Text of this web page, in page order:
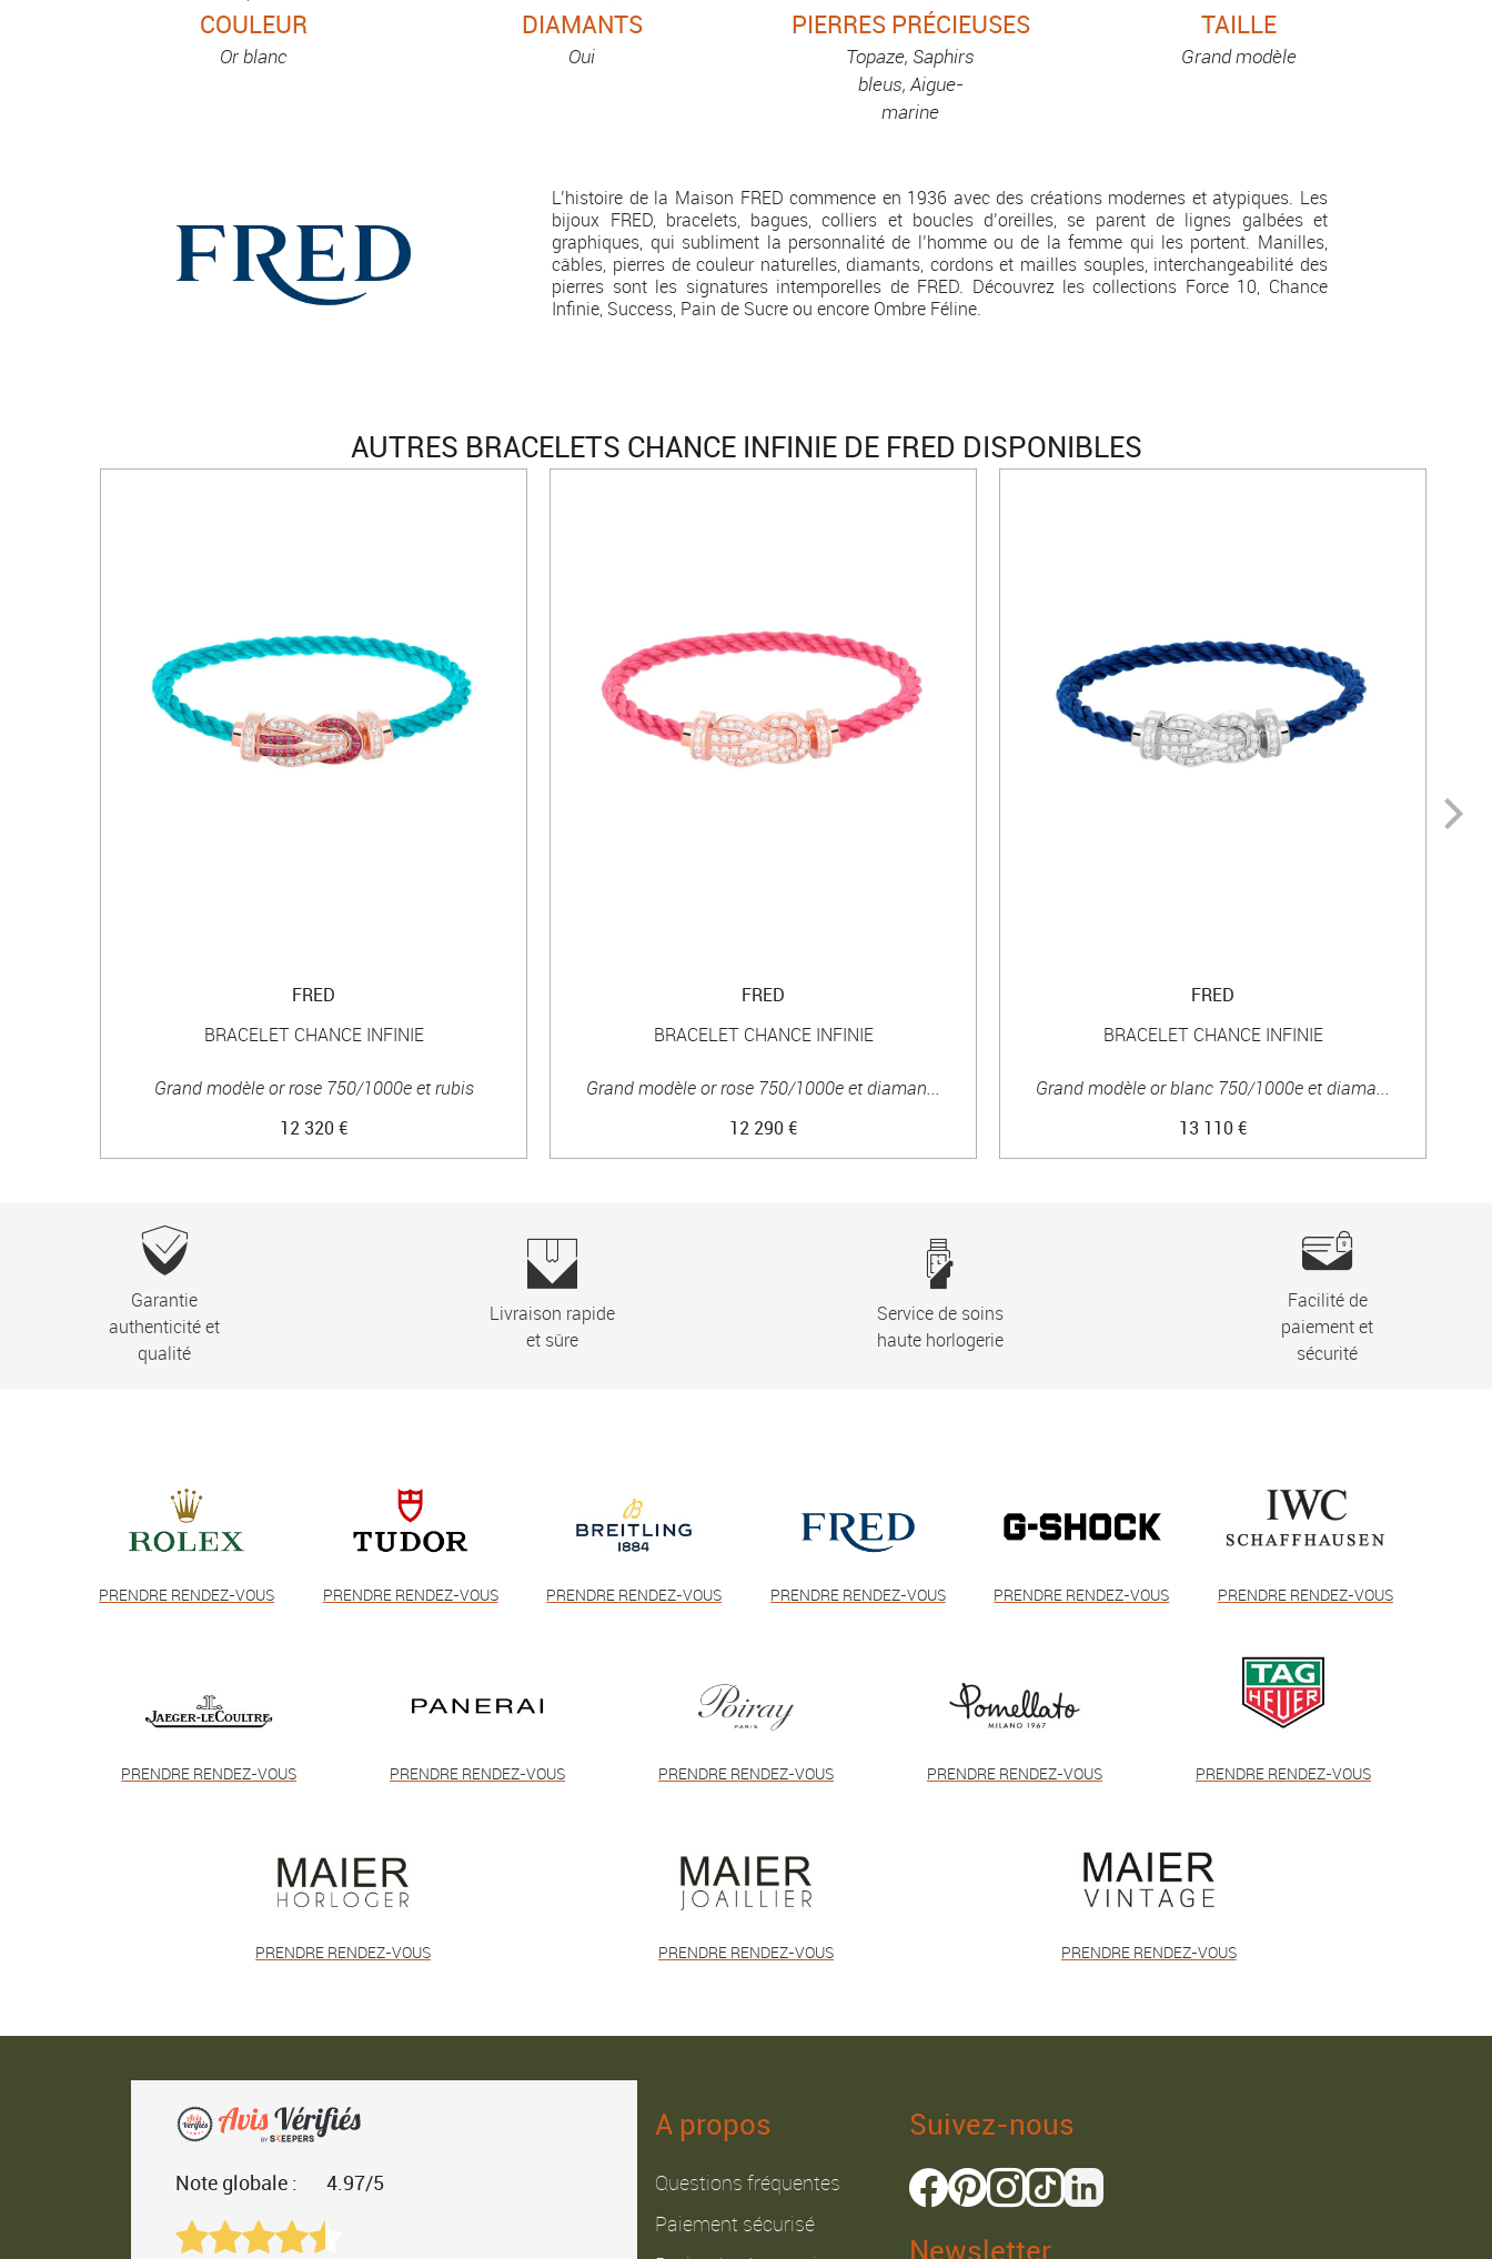
COULEUR
Or blanc
DIAMANTS
Oui
PIERRES PRÉCIEUSES
Topaze, Saphirs
bleus, Aigue-
marine
TAILLE
Grand modèle
L’histoire de la Maison FRED commence en 1936 avec des créations modernes et atypiques. Les
bijoux FRED, bracelets, bagues, colliers et boucles d’oreilles, se parent de lignes galbées et
graphiques, qui subliment la personnalité de l’homme ou de la femme qui les portent. Manilles,
câbles, pierres de couleur naturelles, diamants, cordons et mailles souples, interchangeabilité des
pierres sont les signatures intemporelles de FRED. Découvrez les collections Force 10, Chance
Infinie, Success, Pain de Sucre ou encore Ombre Féline.
AUTRES BRACELETS CHANCE INFINIE DE FRED DISPONIBLES
FRED
BRACELET CHANCE INFINIE
Grand modèle or rose 750/1000e et rubis
12 320 €
FRED
BRACELET CHANCE INFINIE
Grand modèle or rose 750/1000e et diaman...
12 290 €
FRED
BRACELET CHANCE INFINIE
Grand modèle or blanc 750/1000e et diama...
13 110 €
Garantie
authenticité et
qualité
Livraison rapide
et sûre
Service de soins
haute horlogerie
Facilité de
paiement et
sécurité
PRENDRE RENDEZ-VOUS PRENDRE RENDEZ-VOUS PRENDRE RENDEZ-VOUS PRENDRE RENDEZ-VOUS PRENDRE RENDEZ-VOUS PRENDRE RENDEZ-VOUS
PRENDRE RENDEZ-VOUS PRENDRE RENDEZ-VOUS PRENDRE RENDEZ-VOUS PRENDRE RENDEZ-VOUS PRENDRE RENDEZ-VOUS
PRENDRE RENDEZ-VOUS PRENDRE RENDEZ-VOUS PRENDRE RENDEZ-VOUS
Note globale : 4.97/5
A propos
Questions fréquentes
Paiement sécurisé
Suivez-nous
Newsletter